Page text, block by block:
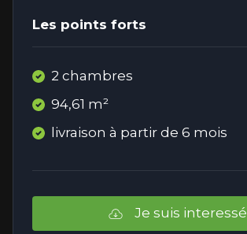
Les points forts
2 chambres
94,61 m²
livraison à partir de 6 mois
Je suis interessé